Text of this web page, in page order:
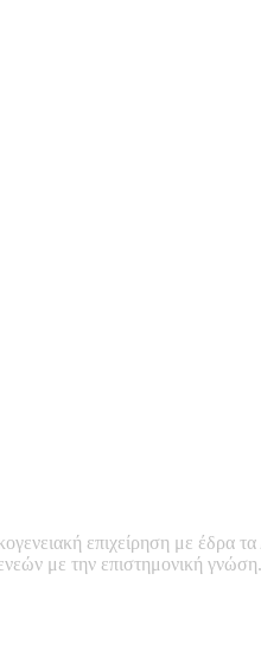
επιχείρηση με έδρα
με την επιστημονική γνώση.